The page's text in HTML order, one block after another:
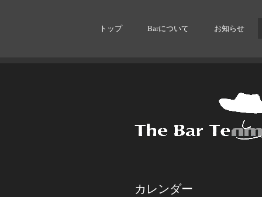
トップ Barについて お知らせ
カレンダー